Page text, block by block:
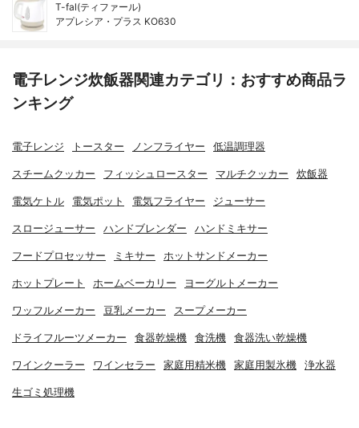
T-fal(ティファール)
アプレシア・プラス KO630
電子レンジ炊飯器関連カテゴリ：おすすめ商品ラ
ンキング
電子レンジ トースター ノンフライヤー 低温調理器
スチームクッカー フィッシュロースター マルチクッカー 炊飯器
電気ケトル 電気ポット 電気フライヤー ジューサー
スロージューサー ハンドブレンダー ハンドミキサー
フードプロセッサー ミキサー ホットサンドメーカー
ホットプレート ホームベーカリー ヨーグルトメーカー
ワッフルメーカー 豆乳メーカー スープメーカー
ドライフルーツメーカー 食器乾燥機 食洗機 食器洗い乾燥機
ワインクーラー ワインセラー 家庭用精米機 家庭用製氷機 浄水器
生ゴミ処理機